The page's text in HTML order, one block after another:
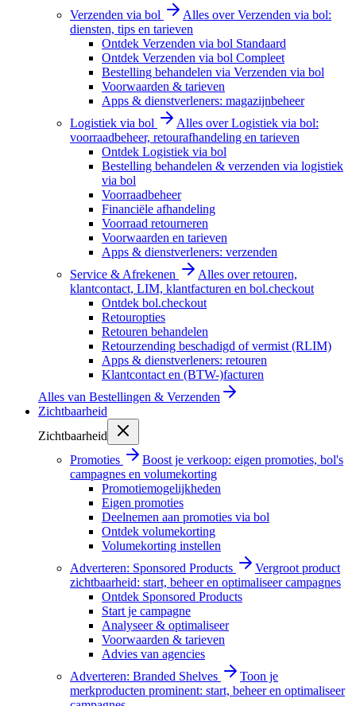
Verzenden via bol
Alles over Verzenden via bol:
diensten, tips en tarieven
Ontdek Verzenden via bol Standaard
Ontdek Verzenden via bol Compleet
Bestelling behandelen via Verzenden via bol
Voorwaarden & tarieven
Apps & dienstverleners: magazijnbeheer
Logistiek via bol
Alles over Logistiek via bol:
voorraadbeheer, retourafhandeling en tarieven
Ontdek Logistiek via bol
Bestelling behandelen & verzenden via logistiek
via bol
Voorraadbeheer
Financiële afhandeling
Voorraad retourneren
Voorwaarden en tarieven
Apps & dienstverleners: verzenden
Service & Afrekenen
Alles over retouren,
klantcontact, LIM, klantfacturen en bol.checkout
Ontdek bol.checkout
Retouropties
Retouren behandelen
Retourzending beschadigd of vermist (RLIM)
Apps & dienstverleners: retouren
Klantcontact en (BTW-)facturen
Alles van Bestellingen & Verzenden
Zichtbaarheid
Zichtbaarheid
Promoties
Boost je verkoop: eigen promoties, bol's
campagnes en volumekorting
Promotiemogelijkheden
Eigen promoties
Deelnemen aan promoties via bol
Ontdek volumekorting
Volumekorting instellen
Adverteren: Sponsored Products
Vergroot product
zichtbaarheid: start, beheer en optimaliseer campagnes
Ontdek Sponsored Products
Start je campagne
Analyseer & optimaliseer
Voorwaarden & tarieven
Advies van agencies
Adverteren: Branded Shelves
Toon je
merkproducten prominent: start, beheer en optimaliseer